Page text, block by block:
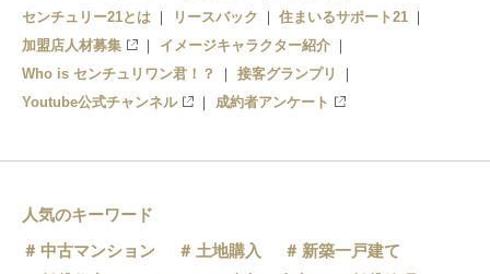
センチュリー21とは
リースバック
住まいるサポート21
加盟店人材募集
イメージキャラクター紹介
Who is センチュリワン君！？
接客グランプリ
Youtube公式チャンネル
成約者アンケート
人気のキーワード
中古マンション
土地購入
新築一戸建て